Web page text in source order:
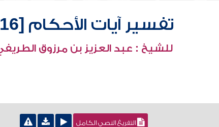
تفسير آيات الأحكام [16]
للشيخ : عبد العزيز بن مرزوق
التفريغ النصي الكامل